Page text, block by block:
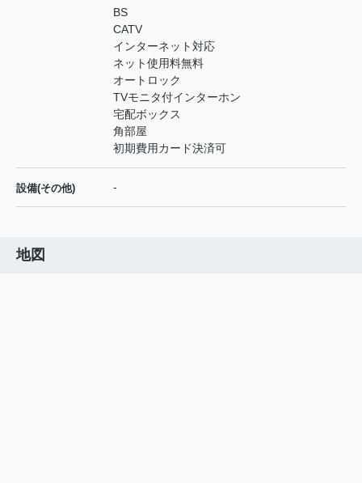
BS
CATV
インターネット対応
ネット使用料無料
オートロック
TVモニタ付インターホン
宅配ボックス
角部屋
初期費用カード決済可
設備(その他) -
地図